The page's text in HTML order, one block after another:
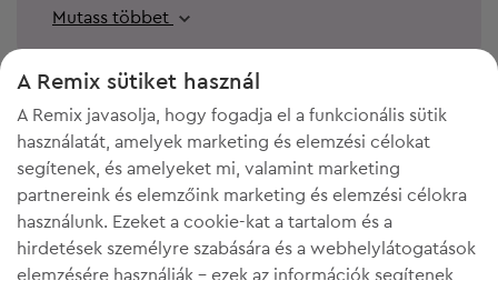
Mutass többet
KELL A HELY A GARDRÓBODBAN?
A Remix sütiket használ
A Remix javasolja, hogy fogadja el a funkcionális sütik
használatát, amelyek marketing és elemzési célokat
segítenek, és amelyeket mi, valamint marketing
partnereink és elemzőink marketing és elemzési célokra
használunk. Ezeket a cookie-kat a tartalom és a
hirdetések személyre szabására és a webhelylátogatások
elemzésére használják - ezek az információk segítenek